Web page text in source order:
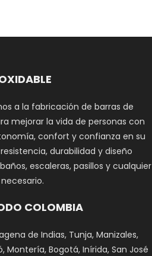
a la fabricación de barras de
mejorar la vida de personas con
confort y confianza en su
durabilidad y diseño
escaleras, pasillos y cualquier
COLOMBIA
de Indias, Tunja, Manizales,
Montería, Bogotá, Inírida, San José